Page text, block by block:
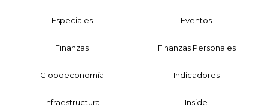
Especiales Eventos
Finanzas Finanzas Personales
Globoeconomía Indicadores
Infraestructura Inside